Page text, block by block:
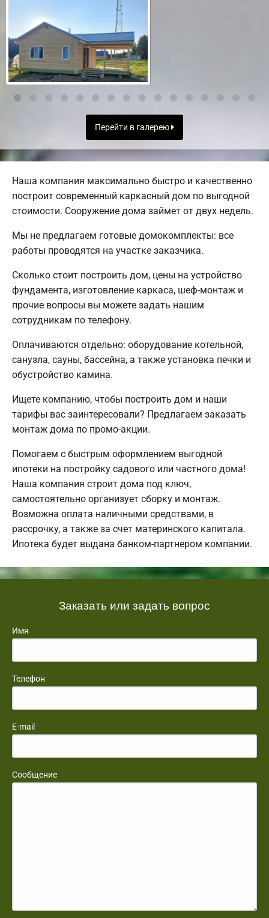
Перейти в галерею
Наша компания максимально быстро и качественно
построит современный каркасный дом по выгодной
стоимости. Сооружение дома займет от двух недель.
Мы не предлагаем готовые домокомплекты: все
работы проводятся на участке заказчика.
Сколько стоит построить дом, цены на устройство
фундамента, изготовление каркаса, шеф-монтаж и
прочие вопросы вы можете задать нашим
сотрудникам по телефону.
Оплачиваются отдельно: оборудование котельной,
санузла, сауны, бассейна, а также установка печки и
обустройство камина.
Ищете компанию, чтобы построить дом и наши
тарифы вас заинтересовали? Предлагаем заказать
монтаж дома по промо-акции.
Помогаем с быстрым оформлением выгодной
ипотеки на постройку садового или частного дома!
Наша компания строит дома под ключ,
самостоятельно организует сборку и монтаж.
Возможна оплата наличными средствами, в
рассрочку, а также за счет материнского капитала.
Ипотека будет выдана банком-партнером компании.
Заказать или задать вопрос
Имя
Телефон
E-mail
Сообщение